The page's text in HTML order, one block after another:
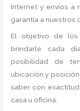
Internet y envíos a
garantía a nuestros
El objetivo de los
brindarle cada
posibilidad de
ubicación y
saber con
casa u oficina.